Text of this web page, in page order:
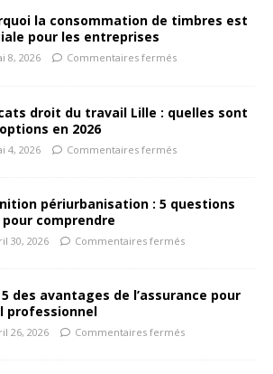
la consommation de timbres est
pour les entreprises
8, 2026 Commentaires fermés
droit du travail Lille : quelles sont
en 2026
4, 2026 Commentaires fermés
périurbanisation : 5 questions
pour comprendre
30, 2026 Commentaires fermés
des avantages de l’assurance pour
professionnel
26, 2026 Commentaires fermés